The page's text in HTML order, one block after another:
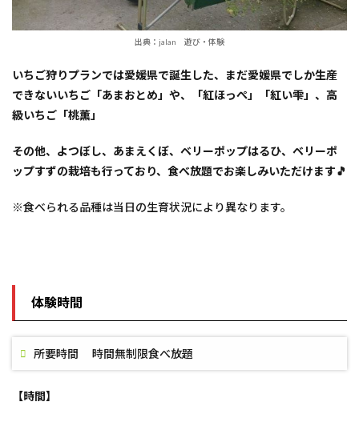
出典：jalan 遊び・体験
いちご狩りプランでは愛媛県で誕生した、まだ愛媛県でしか生産
できないいちご「あまおとめ」や、「紅ほっぺ」「紅い雫」、高
級いちご「桃薫」
その他、よつぼし、あまえくぼ、ベリーポップはるひ、ベリーポ
ップすずの栽培も行っており、食べ放題でお楽しみいただけます🎵
※食べられる品種は当日の生育状況により異なります。
体験時間
所要時間 時間無制限食べ放題
【時間】